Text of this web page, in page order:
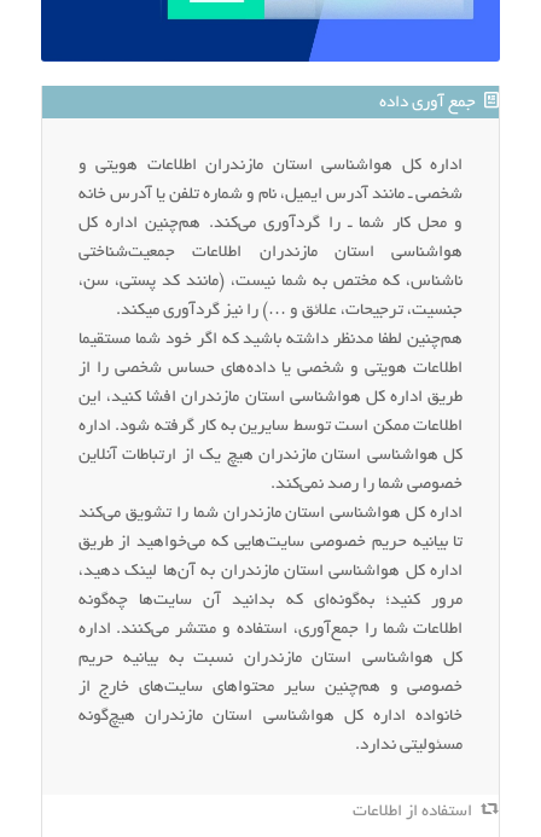
جمع آوری داده
اداره کل هواشناسی استان مازندران اطلاعات هویتی و
شخصی ـ مانند آدرس ایمیل، نام و شماره تلفن یا آدرس خانه
و محل کار شما ـ را گردآوری می‌کند. هم‌چنین اداره کل
هواشناسی استان مازندران اطلاعات جمعیت‌شناختی
ناشناس، که مختص به شما نیست، (مانند کد پستی، سن،
جنسیت، ترجیحات، علائق و …) را نیز گردآوری میکند.
هم‌چنین لطفا مدنظر داشته باشید که اگر خود شما مستقیما
اطلاعات هویتی و شخصی یا داده‌های حساس شخصی را از
طریق اداره کل هواشناسی استان مازندران افشا کنید، این
اطلاعات ممکن است توسط سایرین به کار گرفته شود. اداره
کل هواشناسی استان مازندران هیچ یک از ارتباطات آنلاین
خصوصی شما را رصد نمی‌کند.
اداره کل هواشناسی استان مازندران شما را تشویق می‌کند
تا بیانیه حریم خصوصی سایت‌هایی که می‌خواهید از طریق
اداره کل هواشناسی استان مازندران به آن‌ها لینک دهید،
مرور کنید؛ به‌گونه‌ای که بدانید آن سایت‌ها چه‌گونه
اطلاعات شما را جمع‌آوری، استفاده و منتشر می‌کنند. اداره
کل هواشناسی استان مازندران نسبت به بیانیه حریم
خصوصی و هم‌چنین سایر محتواهای سایت‌های خارج از
خانواده اداره کل هواشناسی استان مازندران هیچ‌گونه
مسئولیتی ندارد.
استفاده از اطلاعات